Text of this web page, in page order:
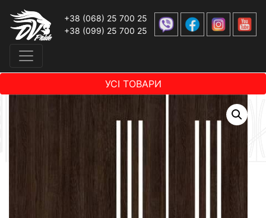
+38 (068) 25 700 25
+38 (099) 25 700 25
УСІ ТОВАРИ